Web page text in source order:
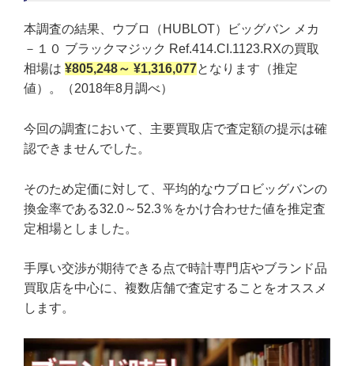
本調査の結果、ウブロ（HUBLOT）ビッグバン メカ
－１０ ブラックマジック Ref.414.CI.1123.RXの買取
相場は ¥805,248～ ¥1,316,077となります（推定
値）。（2018年8月調べ）
今回の調査において、主要買取店で査定額の提示は確
認できませんでした。
そのため定価に対して、平均的なウブロビッグバンの
換金率である32.0～52.3％をかけ合わせた値を推定査
定相場としました。
手厚い交渉が期待できる点で時計専門店やブランド品
買取店を中心に、複数店舗で査定することをオススメ
します。